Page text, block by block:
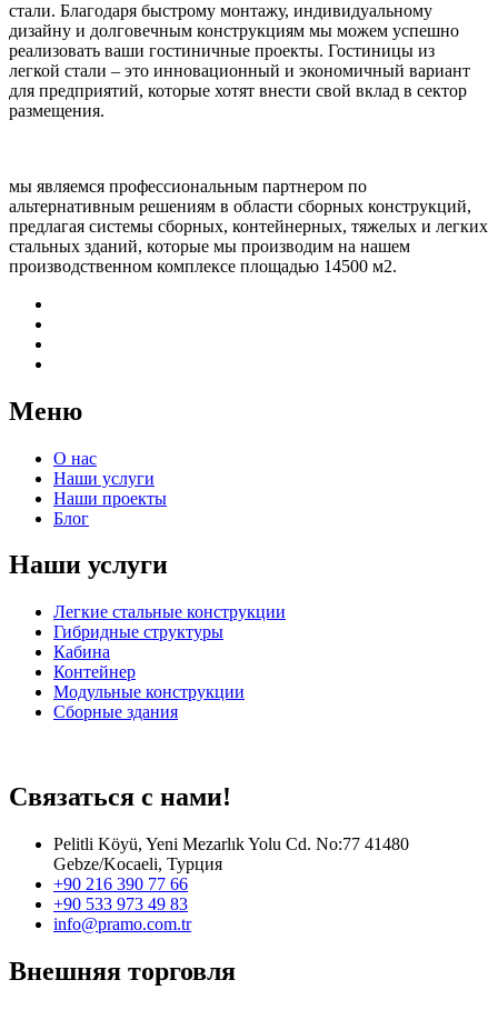
стали. Благодаря быстрому монтажу, индивидуальному
дизайну и долговечным конструкциям мы можем успешно
реализовать ваши гостиничные проекты. Гостиницы из
легкой стали – это инновационный и экономичный вариант
для предприятий, которые хотят внести свой вклад в сектор
размещения.
мы являемся профессиональным партнером по